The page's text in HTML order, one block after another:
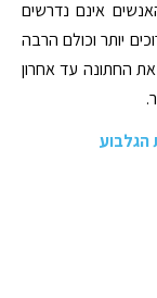
אינם נדרשים
יותר וכולם הרבה
את החתונה עד אחרון
הגלבוע